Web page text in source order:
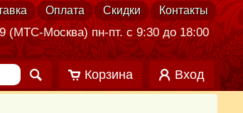
Оплата Скидки Контакты
(МТС-Москва) пн-пт. с 9:30 до 18:00
Корзина Вход